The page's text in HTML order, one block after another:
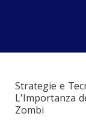
Strategie e
L’Importanza
Zombi